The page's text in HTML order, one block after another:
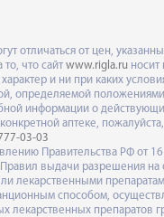
отличаться от цен,
что сайт www.rigla.ru носит
и ни при каких
определяемой
информации о
аптеке,
03-03
Правительства РФ от
выдачи разрешения на
лекарственными
способом,
лекарственных препаратов